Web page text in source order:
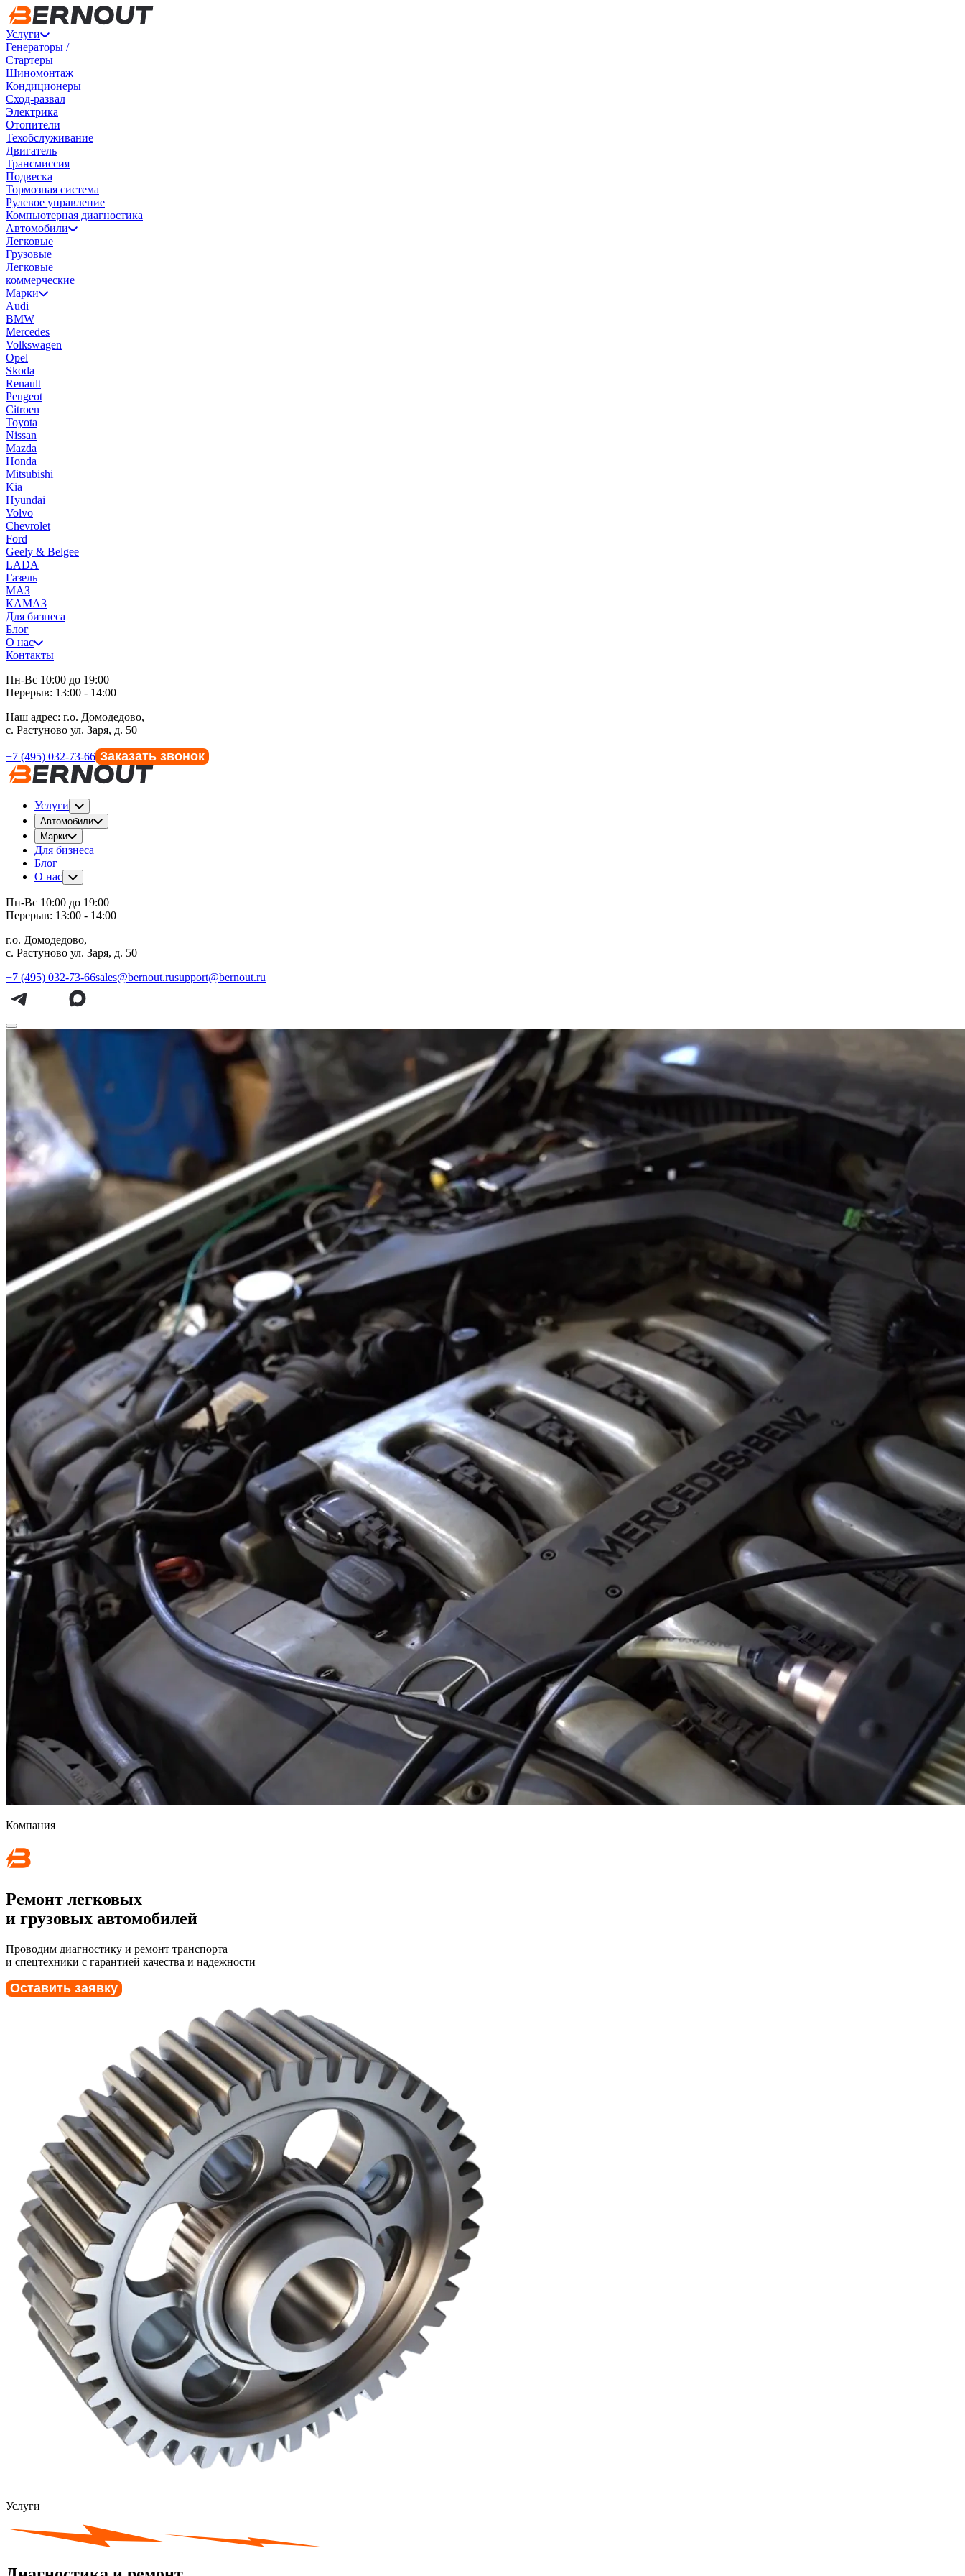
Услуги
Генераторы /
Стартеры
Шиномонтаж
Кондиционеры
Сход-развал
Электрика
Отопители
Техобслуживание
Двигатель
Трансмиссия
Подвеска
Тормозная система
Рулевое управление
Компьютерная диагностика
Автомобили
Легковые
Грузовые
Легковые
коммерческие
Марки
Audi
BMW
Mercedes
Volkswagen
Opel
Skoda
Renault
Peugeot
Citroen
Toyota
Nissan
Mazda
Honda
Mitsubishi
Kia
Hyundai
Volvo
Chevrolet
Ford
Geely & Belgee
LADA
Газель
МАЗ
КАМАЗ
Для бизнеса
Блог
О нас
Контакты
Пн-Вс 10:00 до 19:00
Перерыв: 13:00 - 14:00
Наш адрес: г.о. Домодедово,
с. Растуново ул. Заря, д. 50
+7 (495) 032-73-66 Заказать звонок
Услуги
Автомобили
Марки
Для бизнеса
Блог
О нас
Пн-Вс 10:00 до 19:00
Перерыв: 13:00 - 14:00
г.о. Домодедово,
с. Растуново ул. Заря, д. 50
+7 (495) 032-73-66sales@bernout.rusupport@bernout.ru
Компания
Ремонт легковых
и грузовых автомобилей
Проводим диагностику и ремонт транспорта
и спецтехники с гарантией качества и надежности
Оставить заявку
Услуги